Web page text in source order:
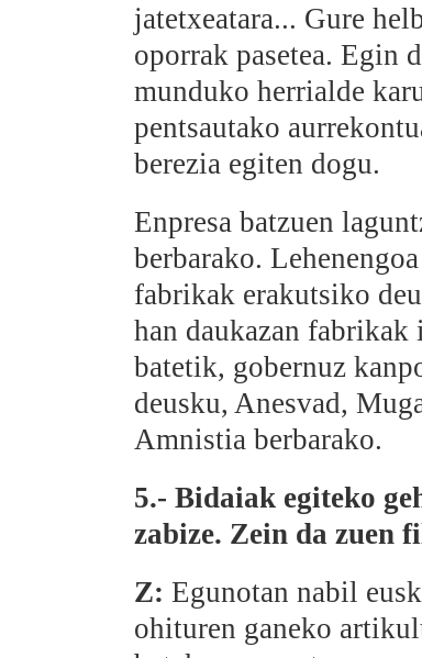
jatetxeatara... Gure
oporrak pasetea. Egin
munduko herrialde
pentsautako
berezia egiten dogu.
Enpresa batzuen
berbarako.
fabrikak erakutsiko
han daukazan fabrikak
batetik, gobernuz
deusku, Anesvad,
Amnistia berbarako.
5.- Bidaiak egiteko
zabize. Zein da zuen
Z: Egunotan nabil
ohituren ganeko